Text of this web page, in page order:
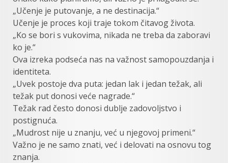
„Učenje je putovanje, a ne destinacija.“
Učenje je proces koji traje tokom čitavog života.
„Ko se bori s vukovima, nikada ne treba da zaboravi
ko je.“
Ova izreka podseća nas na važnost samopouzdanja i
identiteta.
„Uvek postoje dva puta: jedan lak i jedan težak, ali
težak put donosi veće nagrade.“
Težak rad često donosi dublje zadovoljstvo i
postignuća.
„Mudrost nije u znanju, već u njegovoj primeni.“
Važno je ne samo znati, već i delovati na osnovu tog
znanja.